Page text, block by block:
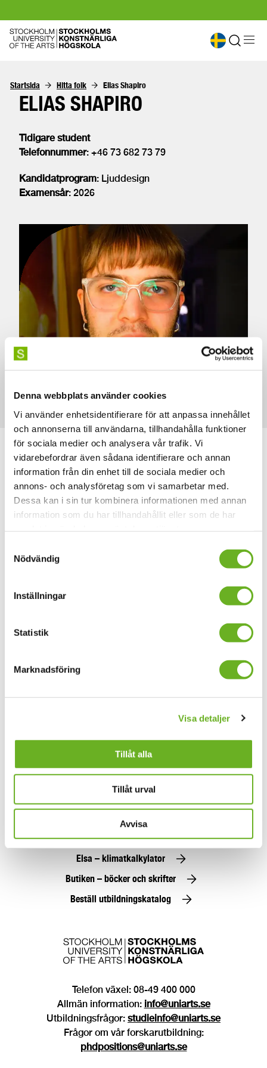
Denna webbplats använder cookies
Vi använder enhetsidentifierare för att anpassa innehållet
och annonserna till användarna, tillhandahålla funktioner
för sociala medier och analysera vår trafik. Vi
vidarebefordrar även sådana identifierare och annan
information från din enhet till de sociala medier och
annons- och analysföretag som vi samarbetar med.
Dessa kan i sin tur kombinera informationen med annan
information som du har tillhandahållit eller som de har
Nödvändig
Inställningar
Statistik
Marknadsföring
Visa detaljer
Tillåt alla
Tillåt urval
Avvisa
Startsida Hitta folk Elias Shapiro
ELIAS SHAPIRO
Tidigare student
Telefonnummer: +46 73 682 73 79
Kandidatprogram: Ljuddesign
Examensår: 2026
Anmäl dig till våra
Jag godkänner
Hitta folk
Jobba hos oss
Alumn
Press
SKH Play
Elsa – klimatkalkylator
Butiken – böcker och skrifter
Beställ utbildningskatalog
Telefon växel: 08-49 400 000
Allmän information: info@uniarts.se
Utbildningsfrågor: studieinfo@uniarts.se
Frågor om vår forskarutbildning:
phdpositions@uniarts.se